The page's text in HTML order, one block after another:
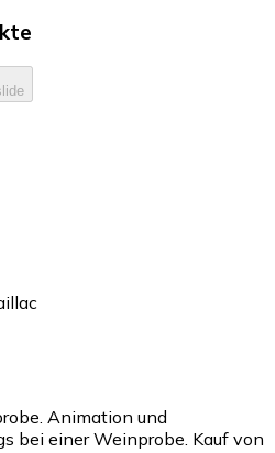
Animation und
bei einer Weinprobe. Kauf von